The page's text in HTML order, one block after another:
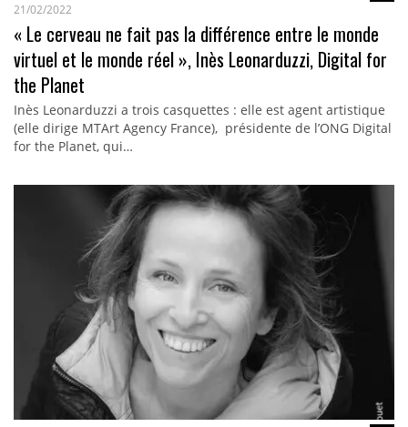
21/02/2022
« Le cerveau ne fait pas la différence entre le monde
virtuel et le monde réel », Inès Leonarduzzi, Digital for
the Planet
Inès Leonarduzzi a trois casquettes : elle est agent artistique
(elle dirige MTArt Agency France), présidente de l’ONG Digital
for the Planet, qui…